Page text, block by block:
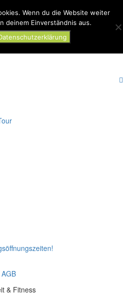
Toggle
AGB
& Fitness
Wenn du die Website weiter
deinem Einverständnis aus.